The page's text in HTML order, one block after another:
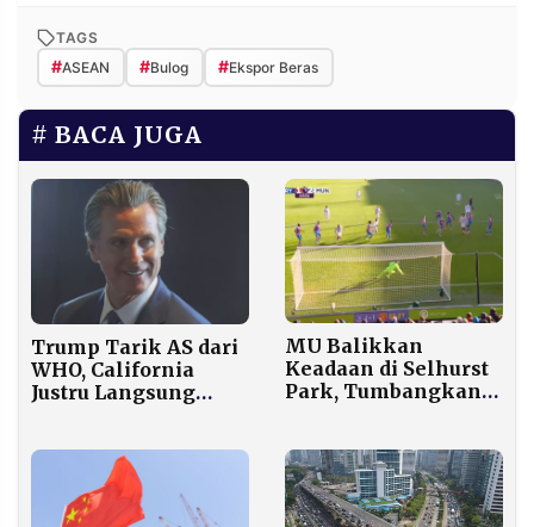
TAGS
#ASEAN #Bulog #Ekspor Beras
BACA JUGA
Trump Tarik AS dari
WHO, California
Justru Langsung
MU Balikkan
Keadaan di Selhurst
Park, Tumbangkan